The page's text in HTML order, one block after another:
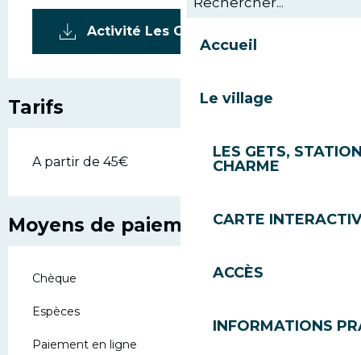
Accueil
Le village
LES GETS,
CHARME
CARTE
ACCÈS
INFORMATIONS
Activité Les Gets
Tarifs
A partir de 45€
Moyens de paiement
Chèque
Espèces
Paiement en ligne